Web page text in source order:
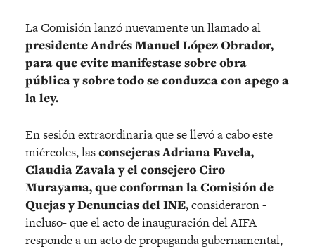
La Comisión lanzó nuevamente un llamado al
presidente Andrés Manuel López Obrador,
para que evite manifestase sobre obra
pública y sobre todo se conduzca con apego a
la ley.
En sesión extraordinaria que se llevó a cabo este
miércoles, lasconsejeras Adriana Favela,
Claudia Zavala y el consejero Ciro
Murayama, que conforman la Comisión de
Quejas y Denuncias del INE,consideraron -
incluso- que el acto de inauguración del AIFA
responde a un acto de propaganda gubernamental,